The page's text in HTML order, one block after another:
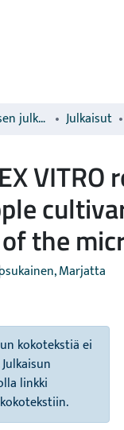
Luonnonvarakeskuksen julkaisut Julkaisut
the
Marjatta
kokotekstiä ei
linkki